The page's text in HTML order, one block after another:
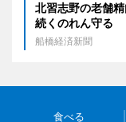
北習志野の老舗
続くのれん守る
船橋経済新聞
食べる